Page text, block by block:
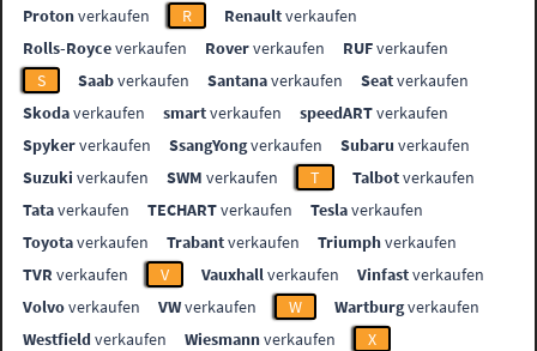
Protonverkaufen R Renaultverkaufen
Rolls-Royceverkaufen Roververkaufen RUFverkaufen
S
Saabverkaufen Santanaverkaufen Seatverkaufen
Skodaverkaufen smartverkaufen speedARTverkaufen
Spykerverkaufen SsangYongverkaufen Subaru verkaufen
Suzuki verkaufen SWM verkaufen T Talbotverkaufen
Tataverkaufen TECHARTverkaufen Teslaverkaufen
Toyotaverkaufen Trabantverkaufen Triumphverkaufen
TVR verkaufen V Vauxhallverkaufen Vinfastverkaufen
Volvoverkaufen VWverkaufen W Wartburgverkaufen
Westfieldverkaufen Wiesmannverkaufen
X